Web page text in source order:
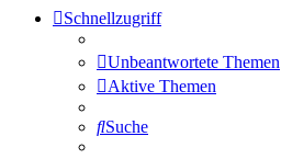
Schnellzugriff
Unbeantwortete Themen
Aktive Themen
Suche